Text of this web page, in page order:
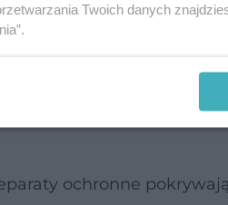
H3N2 pojawiła się w
University of Cambridge,
Zmiany
odporność na
ochronne
Twoich danych